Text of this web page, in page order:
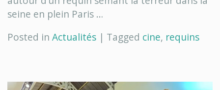
seine en plein Paris …
Posted in Actualités | Tagged cine, requins